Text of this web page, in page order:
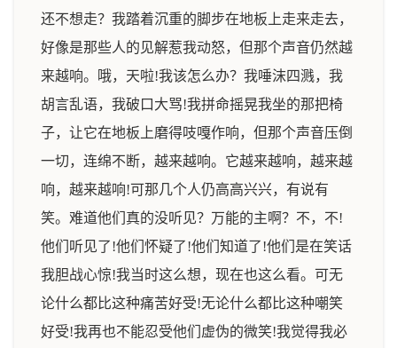
还不想走？我踏着沉重的脚步在地板上走来走去，
好像是那些人的见解惹我动怒，但那个声音仍然越
来越响。哦，天啦!我该怎么办？我唾沫四溅，我
胡言乱语，我破口大骂!我拼命摇晃我坐的那把椅
子，让它在地板上磨得吱嘎作响，但那个声音压倒
一切，连绵不断，越来越响。它越来越响，越来越
响，越来越响!可那几个人仍高高兴兴，有说有
笑。难道他们真的没听见？万能的主啊？不，不!
他们听见了!他们怀疑了!他们知道了!他们是在笑话
我胆战心惊!我当时这么想，现在也这么看。可无
论什么都比这种痛苦好受!无论什么都比这种嘲笑
好受!我再也不能忍受他们虚伪的微笑!我觉得我必